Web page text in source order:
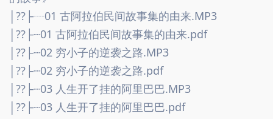
│??├┈01 古阿拉伯民间故事集的由来.MP3
│??├┈01 古阿拉伯民间故事集的由来.pdf
│??├┈02 穷小子的逆袭之路.MP3
│??├┈02 穷小子的逆袭之路.pdf
│??├┈03 人生开了挂的阿里巴巴.MP3
│??├┈03 人生开了挂的阿里巴巴.pdf